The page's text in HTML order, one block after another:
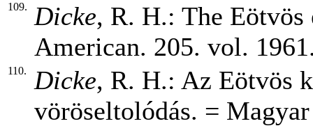
109. Dicke, R. H.: The
American. 205. vol.
110. Dicke, R. H.: Az Eötvös
vöröseltolódás. =